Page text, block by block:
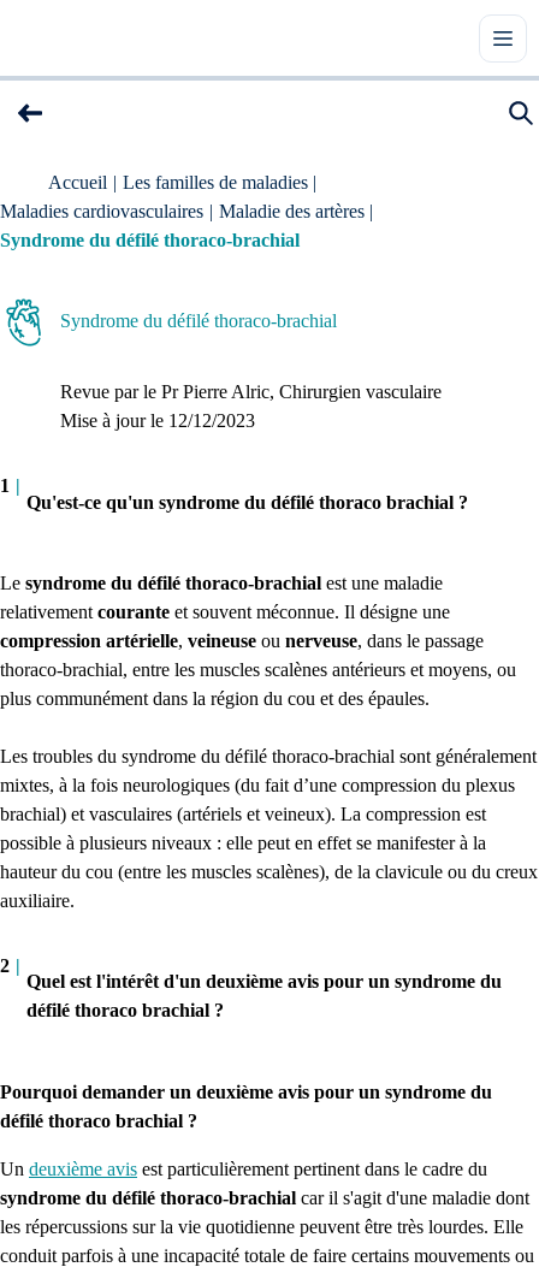
Accueil | Les familles de maladies |
Maladies cardiovasculaires | Maladie des artères |
Syndrome du défilé thoraco-brachial
Syndrome du défilé thoraco-brachial
Revue par le Pr Pierre Alric, Chirurgien vasculaire
Mise à jour le 12/12/2023
1 |
Qu'est-ce qu'un syndrome du défilé thoraco brachial ?
Le syndrome du défilé thoraco-brachial est une maladie
relativement courante et souvent méconnue. Il désigne une
compression artérielle, veineuse ou nerveuse, dans le passage
thoraco-brachial, entre les muscles scalènes antérieurs et moyens, ou
plus communément dans la région du cou et des épaules.
Les troubles du syndrome du défilé thoraco-brachial sont généralement
mixtes, à la fois neurologiques (du fait d’une compression du plexus
brachial) et vasculaires (artériels et veineux). La compression est
possible à plusieurs niveaux : elle peut en effet se manifester à la
hauteur du cou (entre les muscles scalènes), de la clavicule ou du creux
auxiliaire.
2 |
Quel est l'intérêt d'un deuxième avis pour un syndrome du
défilé thoraco brachial ?
Pourquoi demander un deuxième avis pour un syndrome du
défilé thoraco brachial ?
Un deuxième avis est particulièrement pertinent dans le cadre du
syndrome du défilé thoraco-brachial car il s'agit d'une maladie dont
les répercussions sur la vie quotidienne peuvent être très lourdes. Elle
conduit parfois à une incapacité totale de faire certains mouvements ou